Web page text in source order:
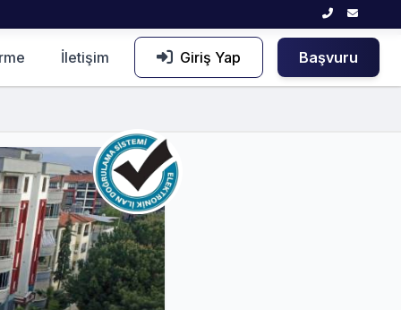
İletişim Giriş Yap Başvuru